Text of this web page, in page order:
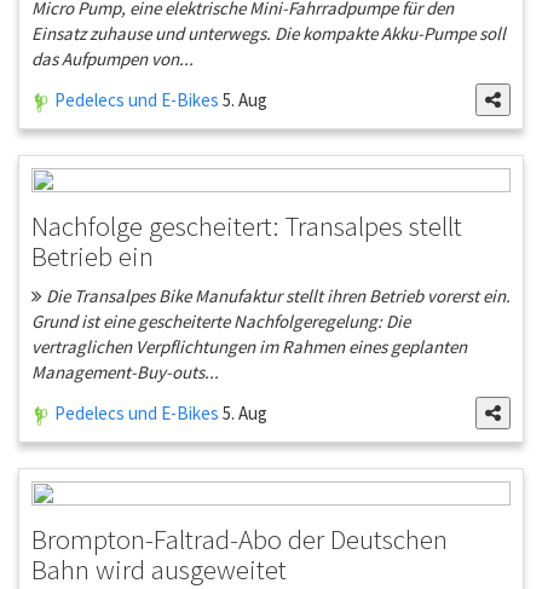
Micro Pump, eine elektrische Mini-Fahrradpumpe für den
Einsatz zuhause und unterwegs. Die kompakte Akku-Pumpe soll
das Aufpumpen von...
Pedelecs und E-Bikes 5. Aug
Nachfolge gescheitert: Transalpes stellt
Betrieb ein
Die Transalpes Bike Manufaktur stellt ihren Betrieb vorerst ein.
Grund ist eine gescheiterte Nachfolgeregelung: Die
vertraglichen Verpflichtungen im Rahmen eines geplanten
Management-Buy-outs...
Pedelecs und E-Bikes 5. Aug
Brompton-Faltrad-Abo der Deutschen
Bahn wird ausgeweitet